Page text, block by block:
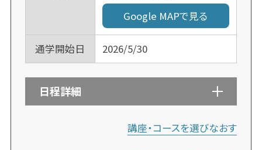
Google MAPで見る
通学開始日 2026/5/30
日程詳細
講座・コースを選びなおす